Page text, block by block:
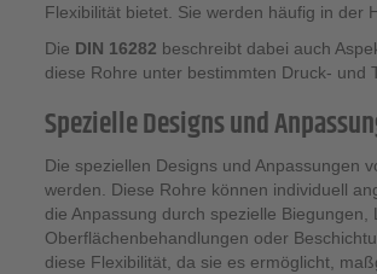
Flexibilität bietet. Sie werden häufig in der
Die DIN 16282 beschreibt dabei auch
diese Rohre unter bestimmten Druck- und
Spezielle Designs und
Die speziellen Designs und Anpassungen
werden. Diese Rohre können individuell
die Anpassung durch spezielle
Oberflächenbehandlungen oder
diese Flexibilität, da sie es ermöglicht,